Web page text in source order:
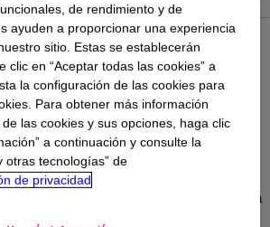
sustentabilidad de
del empaque
en materiales avanzados y
que impulsan el futuro del
Obtenga información sobre la
el atractivo de las estanterías y las
de los expertos líderes de Dow. Ya sea
de una marca, ingeniero de
de rendimiento y de
ayuden a proporcionar una experiencia
sitio. Estas se establecerán
clic en “Aceptar todas las cookies” a
la configuración de las cookies para
Para obtener más información
las cookies y sus opciones, haga clic
a continuación y consulte la
otras tecnologías” de
de privacidad